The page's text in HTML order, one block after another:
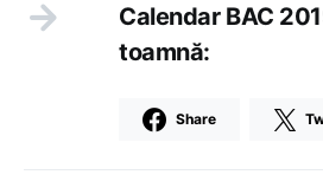
Calendar BAC
toamnă:
Share